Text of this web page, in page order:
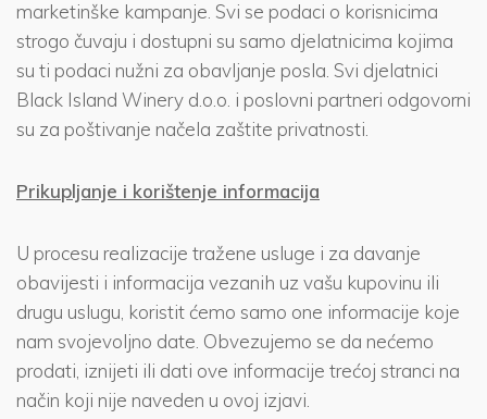
marketinške kampanje. Svi se podaci o korisnicima
strogo čuvaju i dostupni su samo djelatnicima kojima
su ti podaci nužni za obavljanje posla. Svi djelatnici
Black Island Winery d.o.o. i poslovni partneri odgovorni
su za poštivanje načela zaštite privatnosti.
Prikupljanje i korištenje informacija
U procesu realizacije tražene usluge i za davanje
obavijesti i informacija vezanih uz vašu kupovinu ili
drugu uslugu, koristit ćemo samo one informacije koje
nam svojevoljno date. Obvezujemo se da nećemo
prodati, iznijeti ili dati ove informacije trećoj stranci na
način koji nije naveden u ovoj izjavi.